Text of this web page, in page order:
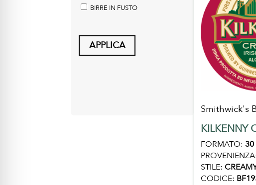
BIRRE IN FUSTO
APPLICA
Smithwick's
KILKENNY
FORMATO: 30
STILE:
CODICE: